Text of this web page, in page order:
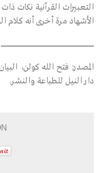
التعبيرات القرآنية نكات
الأشهاد مرة أخرى أنه كلام
ـــــــــــــــــــــــــــــــــــــــــــــــــــــــــــــــــــــــــــــــــــــــــــــــــــــــــــــــــــــــــــــــــــــــــــــــــــــــــــــــــــــــــــــــــــــ
المصدر: فتح الله كولن،
دار النيل للطباعة والنشر.